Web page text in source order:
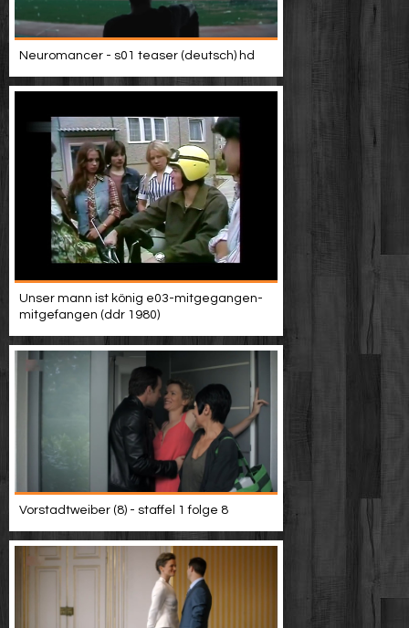
Neuromancer - s01 teaser (deutsch) hd
Unser mann ist könig e03-mitgegangen-
mitgefangen (ddr 1980)
Vorstadtweiber (8) - staffel 1 folge 8